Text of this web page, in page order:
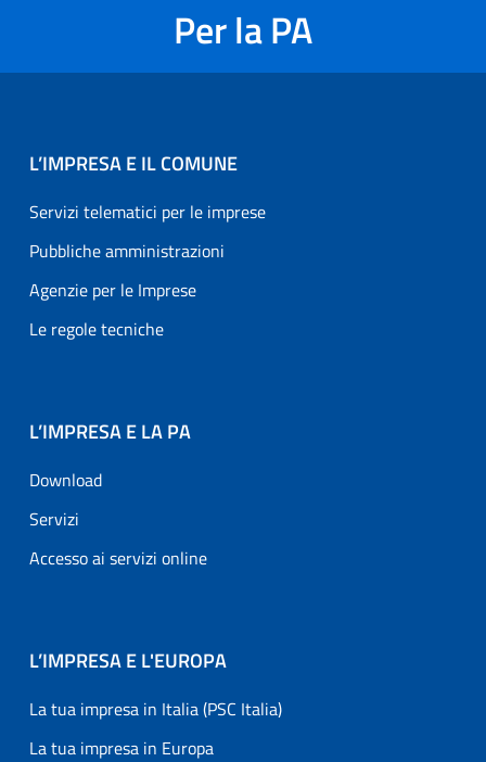
Per la PA
L’IMPRESA E IL COMUNE
Servizi telematici per le imprese
Pubbliche amministrazioni
Agenzie per le Imprese
Le regole tecniche
L’IMPRESA E LA PA
Download
Servizi
Accesso ai servizi online
L’IMPRESA E L'EUROPA
La tua impresa in Italia (PSC Italia)
La tua impresa in Europa